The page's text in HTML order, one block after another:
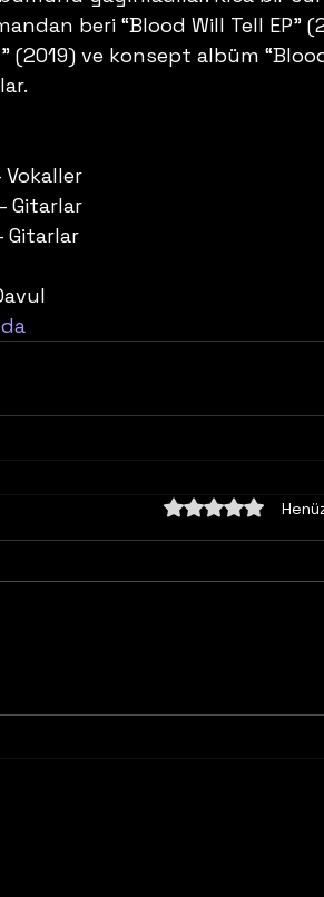
beri “Blood Will Tell EP”
(2019) ve konsept albüm
Vokaller
Gitarlar
Gitarlar
5 üzerinden 0